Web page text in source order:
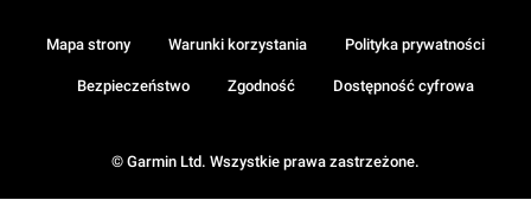
© Garmin Ltd. Wszystkie prawa zastrzeżone.
Mapa strony Warunki korzystania Polityka prywatności
Bezpieczeństwo Zgodność Dostępność cyfrowa